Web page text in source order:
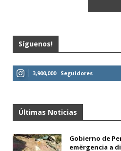
Síguenos!
3,900,000 Seguidores
Últimas Noticias
Gobierno de
emërgencia a